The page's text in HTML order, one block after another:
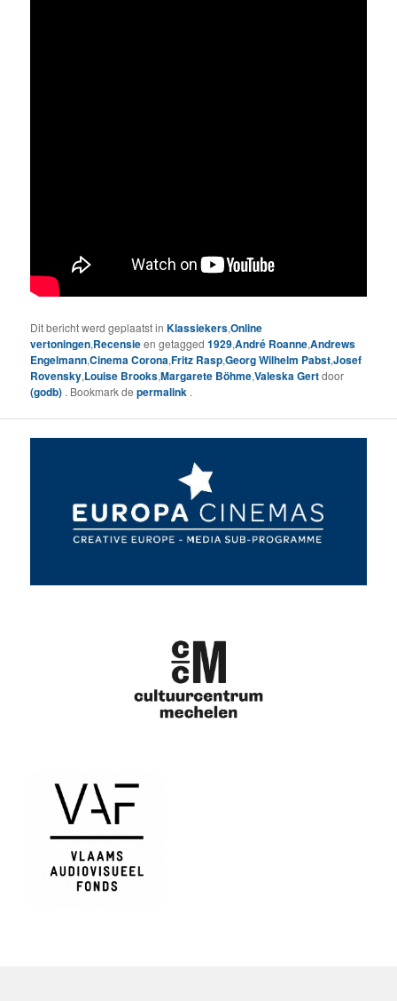
Dit bericht werd geplaatst inKlassiekers,Online
vertoningen,Recensieen getagged1929,André Roanne,Andrews
Engelmann,Cinema Corona,Fritz Rasp,Georg Wilhelm Pabst,Josef
Rovensky,Louise Brooks,Margarete Böhme,Valeska Gertdoor
(godb) . Bookmark depermalink .